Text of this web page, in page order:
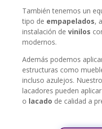
También tenemos un
tipo de empapelados,
instalación de vinilos
modernos.
Además podemos
estructuras como
incluso azulejos.
lacadores pueden
o lacado de calidad a